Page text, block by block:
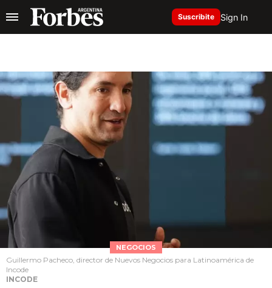
Suscribite Sign In
NEGOCIOS
Guillermo Pacheco, director de Nuevos Negocios para Latinoamérica de
Incode
INCODE